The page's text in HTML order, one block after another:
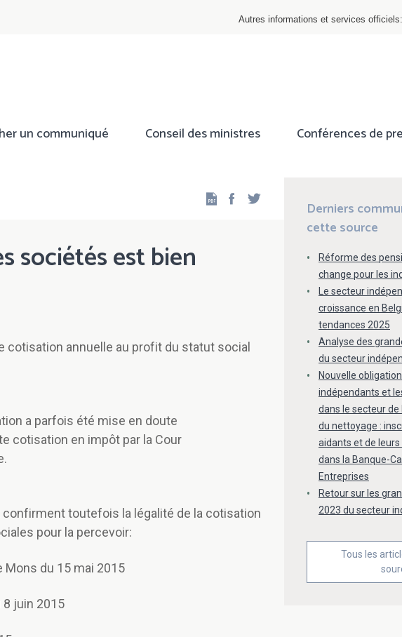
Autres informations et services officiels:
un communiqué Conseil des ministres Conférences de
Facebook
sociétés est bien
annuelle au profit du statut social
a parfois été mise en doute
cotisation en impôt par la Cour
toutefois la légalité de la cotisation
pour la percevoir:
Mons du 15 mai 2015
8 juin 2015
Derniers
cette source
Réforme des
change pour les
Le secteur
croissance en
tendances 2025
Analyse des
du secteur
Nouvelle
indépendants et
dans le secteur
du nettoyage :
aidants et de
dans la Banque-
Entreprises
Retour sur les
2023 du secteur
Tous les